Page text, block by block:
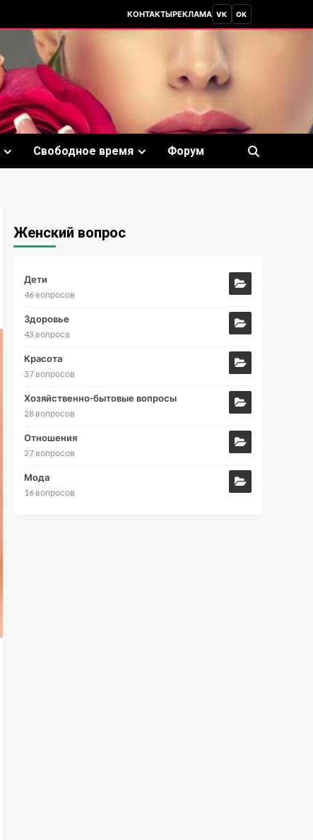
КОНТАКТЫРЕКЛАМА VK OK
Свободное время Форум
Женский вопрос
Дети
46 вопросов
Здоровье
43 вопроса
Красота
37 вопросов
Хозяйственно-бытовые вопросы
28 вопросов
Отношения
27 вопросов
Мода
16 вопросов